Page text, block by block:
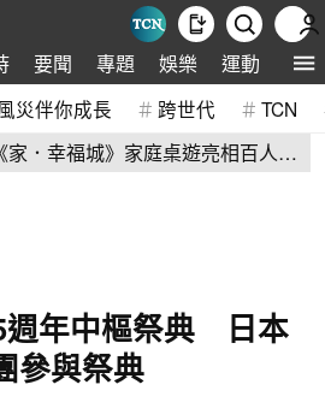
要聞 專題 娛樂 運動 全球
災伴你成長 跨世代 TCN
家．幸福城》家庭桌遊亮相百人三
週年中樞祭典 日本
參與祭典